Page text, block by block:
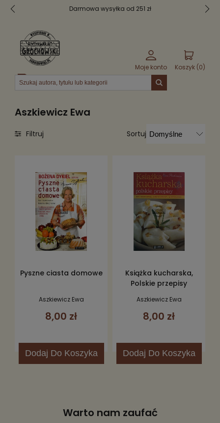
Darmowa wysyłka od 251 zł
Moje konto Koszyk (0)
Menu
Aszkiewicz Ewa
Sortuj
Filtruj
Pyszne ciasta domowe
Aszkiewicz Ewa
8,00 zł
Dodaj Do Koszyka
Książka kucharska,
Polskie przepisy
Aszkiewicz Ewa
8,00 zł
Dodaj Do Koszyka
Warto nam zaufać